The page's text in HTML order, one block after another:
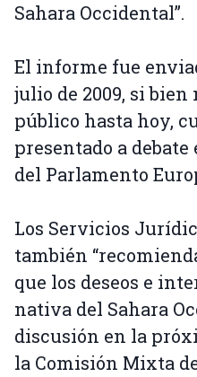
Sahara Occidental”.
El informe fue
julio de 2009, si bien
público hasta hoy,
presentado a debate
del Parlamento
Los Servicios
también
que los deseos e
nativa del Sahara
discusión en la
la Comisión Mixta